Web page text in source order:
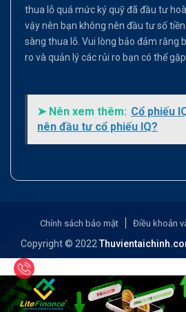
thua lỗ quá mức ký quỹ đã đầu tư
vậy nên bạn không nên đầu tư số
sàng thua lỗ. Vui lòng bảo đảm rằng
ro và quản lý các rủi ro bạn có thể gặp.
➤ Nên xem thêm: Cổ phiếu
nên đầu tư cổ phiếu IQ?
Chính sách bảo mật Điều khoản
Copyright © 2022